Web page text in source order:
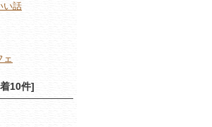
い話
ェ
10件]